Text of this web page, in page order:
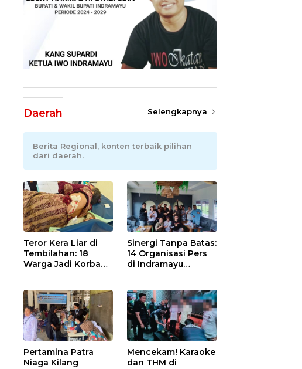
Daerah Selengkapnya
Berita Regional, konten terbaik pilihan
dari daerah.
Teror Kera Liar di
Tembilahan: 18
Warga Jadi Korban
Jahitan!
Sinergi Tanpa Batas:
14 Organisasi Pers
di Indramayu
FKJI
Pertamina Patra
Niaga Kilang
Mencekam! Karaoke
dan THM di